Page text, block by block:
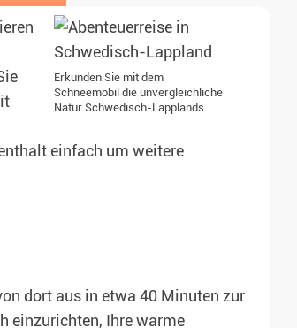
Erkunden Sie mit dem
Schneemobil die unvergleichliche
Natur Schwedisch-Lapplands.
einfach um weitere
dort aus in etwa 40 Minuten zur
einzurichten, Ihre warme